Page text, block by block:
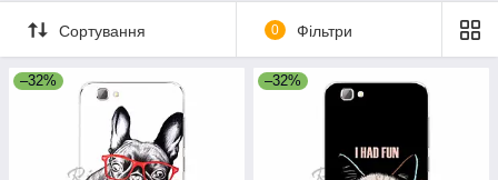
Сортування 0 Фільтри
–32% –32%